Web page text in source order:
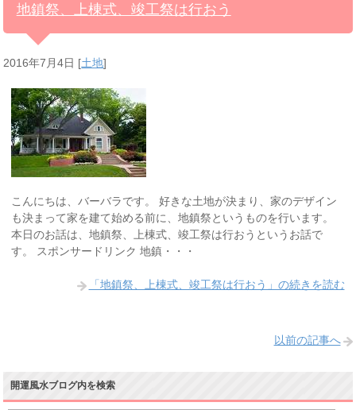
地鎮祭、上棟式、竣工祭は行おう
2016年7月4日 [土地]
こんにちは、バーバラです。 好きな土地が決まり、家のデザイン
も決まって家を建て始める前に、地鎮祭というものを行います。
本日のお話は、地鎮祭、上棟式、竣工祭は行おうというお話で
す。 スポンサードリンク 地鎮・・・
「地鎮祭、上棟式、竣工祭は行おう」の続きを読む
以前の記事へ
開運風水ブログ内を検索